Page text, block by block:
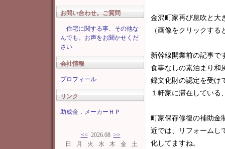
お問い合わせ。ご質問
住宅に関する事、その他な
んでも。お声をお聞かせくだ
さい
会社情報
プロフィール
リンク
助成金．メーカーＨＰ
<< 2026.08 >>
日
月 火 水 木 金
土
金沢町家再び息吹と大
（画像をクリックす
新幹線開業前の記事で
食事なしの素泊まり和
録文化財の認定を受け
１軒家に滞在している
町家保存修復の補助金
近では、リフォームし
化してますね。